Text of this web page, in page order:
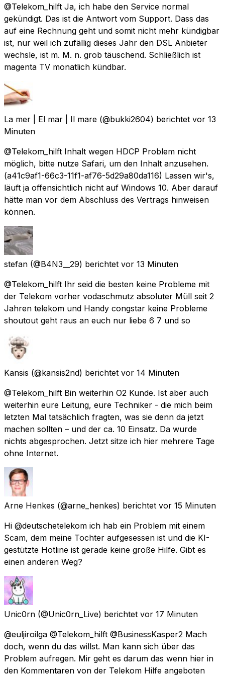
@Telekom_hilft Ja, ich habe den Service normal
gekündigt. Das ist die Antwort vom Support. Dass das
auf eine Rechnung geht und somit nicht mehr kündigbar
ist, nur weil ich zufällig dieses Jahr den DSL Anbieter
wechsle, ist m. M. n. grob täuschend. Schließlich ist
magenta TV monatlich kündbar.
La mer | El mar | Il mare (@bukki2604) berichtet vor 13
Minuten
@Telekom_hilft Inhalt wegen HDCP Problem nicht
möglich, bitte nutze Safari, um den Inhalt anzusehen.
(a41c9af1-66c3-11f1-af76-5d29a80da116) Lassen wir's,
läuft ja offensichtlich nicht auf Windows 10. Aber darauf
hätte man vor dem Abschluss des Vertrags hinweisen
können.
stefan (@B4N3__29) berichtet vor 13 Minuten
@Telekom_hilft Ihr seid die besten keine Probleme mit
der Telekom vorher vodaschmutz absoluter Müll seit 2
Jahren telekom und Handy congstar keine Probleme
shoutout geht raus an euch nur liebe 6 7 und so
Kansis (@kansis2nd) berichtet vor 14 Minuten
@Telekom_hilft Bin weiterhin O2 Kunde. Ist aber auch
weiterhin eure Leitung, eure Techniker - die mich beim
letzten Mal tatsächlich fragten, was sie denn da jetzt
machen sollten – und der ca. 10 Einsatz. Da wurde
nichts abgesprochen. Jetzt sitze ich hier mehrere Tage
ohne Internet.
Arne Henkes (@arne_henkes) berichtet vor 15 Minuten
Hi @deutschetelekom ich hab ein Problem mit einem
Scam, dem meine Tochter aufgesessen ist und die KI-
gestützte Hotline ist gerade keine große Hilfe. Gibt es
einen anderen Weg?
Unic0rn (@Unic0rn_Live) berichtet vor 17 Minuten
@euljiroilga @Telekom_hilft @BusinessKasper2 Mach
doch, wenn du das willst. Man kann sich über das
Problem aufregen. Mir geht es darum das wenn hier in
den Kommentaren von der Telekom Hilfe angeboten